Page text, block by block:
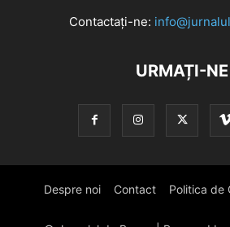
Contactați-ne:
URMAȚI-NE
Despre noi Contact Politica de